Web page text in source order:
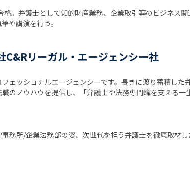
。弁護士として知的財産業務、企業取引等のビジネス
や講演を行う。
C&Rリーガル・エージェンシー社
ェッショナルエージェンシーです。長きに渡り蓄積した
のノウハウを提供し、「弁護士や法務専門職を支える一
務所/企業法務部の姿、次世代を担う弁護士を徹底取材